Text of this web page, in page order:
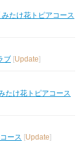
たけ花トピアコース
ブ [Update]
たけ花トピアコース
ース [Update]